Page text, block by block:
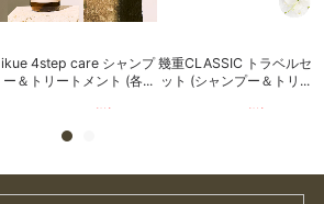
ikue 4step care シャンプ
ー＆トリートメント (各...
幾重CLASSIC トラベルセ
ット (シャンプー＆トリ...